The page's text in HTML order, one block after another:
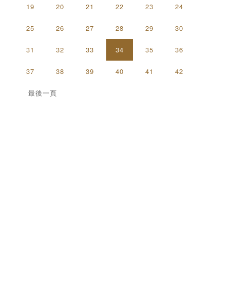
19 20 21 22 23 24
25 26 27 28 29 30
31 32 33 34 35 36
37 38 39 40 41 42
最後一頁